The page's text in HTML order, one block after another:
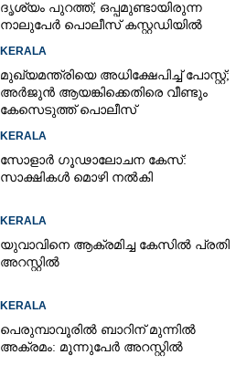
ദൃശ്യം പുറത്ത്; ഒപ്പമുണ്ടായിരുന്ന
നാലുപേർ പൊലീസ് കസ്റ്റഡിയിൽ
KERALA
മുഖ്യമന്ത്രിയെ അധിക്ഷേപിച്ച് പോസ്റ്റ്;
അർജുൻ ആയങ്കിക്കെതിരെ വീണ്ടും
കേസെടുത്ത് പൊലീസ്
KERALA
സോളാർ ഗൂഢാലോചന കേസ്:
സാക്ഷികൾ മൊഴി നൽകി
KERALA
യുവാവിനെ ആക്രമിച്ച കേസിൽ പ്രതി
അറസ്റ്റിൽ
KERALA
പെരുമ്പാവൂരിൽ ബാറിന് മുന്നിൽ
അക്രമം: മൂന്നുപേർ അറസ്റ്റിൽ